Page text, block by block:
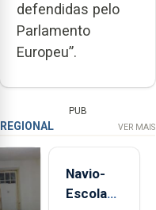
defendidas pelo
Parlamento
Europeu”.
PUB
REGIONAL VER MAIS
Navio-
Escola